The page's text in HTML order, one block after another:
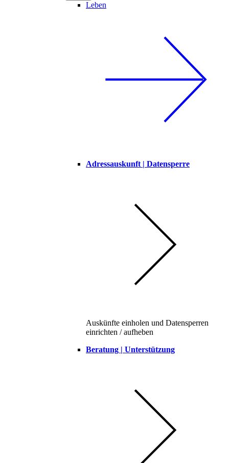
Leben
Adressauskunft | Datensperre
Auskünfte einholen und Datensperren
einrichten / aufheben
Beratung | Unterstützung